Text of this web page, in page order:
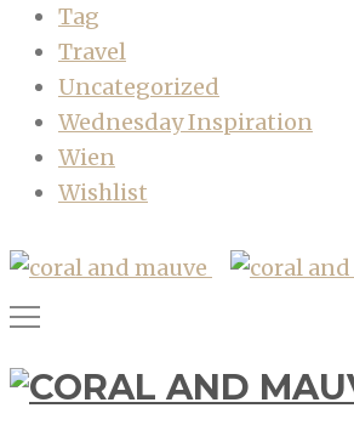
Tag
Travel
Uncategorized
Wednesday Inspiration
Wien
Wishlist